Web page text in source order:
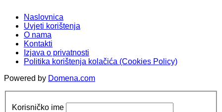
Naslovnica
Uvjeti korištenja
O nama
Kontakti
Izjava o privatnosti
Politika korištenja kolačića (Cookies Policy)
Powered by Domena.com
Korisničko ime